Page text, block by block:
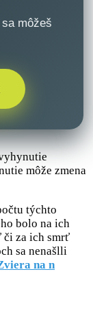
môžeš
môže zmena
týchto
bolo na ich
či za ich smrť
sa nenašlli
na n